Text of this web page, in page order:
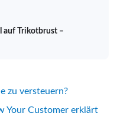
auf Trikotbrust –
zu versteuern?
Your Customer erklärt